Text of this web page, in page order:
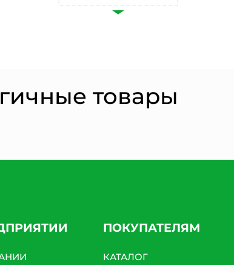
товары
ПОКУПАТЕЛЯМ
КАТАЛОГ